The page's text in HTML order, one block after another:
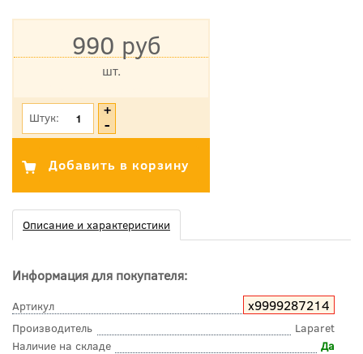
990 руб
шт.
Штук:
Описание и характеристики
Информация для покупателя:
Артикул х9999287214
Производитель
Laparet
Наличие на складе
Да